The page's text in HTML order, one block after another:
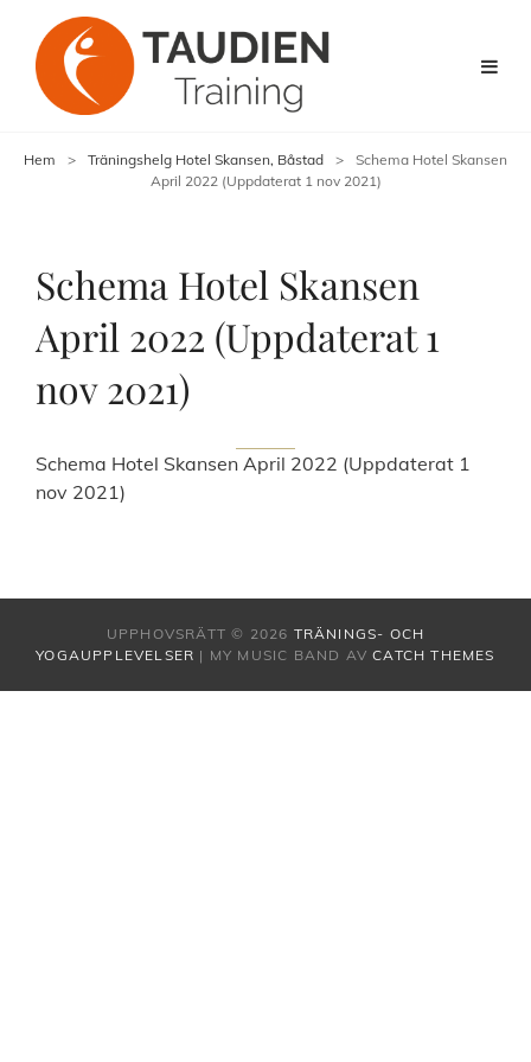
Hem > Träningshelg Hotel Skansen, Båstad >
Schema Hotel Skansen
April 2022 (Uppdaterat 1 nov 2021)
Schema Hotel Skansen
April 2022 (Uppdaterat 1
nov 2021)
Schema Hotel Skansen April 2022 (Uppdaterat 1
nov 2021)
UPPHOVSRÄTT © 2026 TRÄNINGS- OCH
YOGAUPPLEVELSER | MY MUSIC BAND AVCATCH THEMES